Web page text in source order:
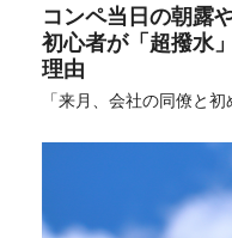
コンペ当日の朝露
初心者が「超撥水
理由
「来月、会社の同僚と